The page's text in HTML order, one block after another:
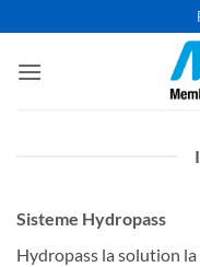
au
contenu
Sisteme Hydropass
Hydropass la solution